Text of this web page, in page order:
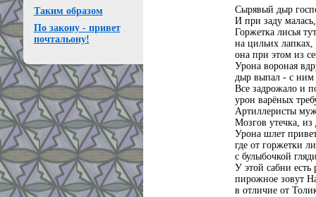
Таким образом
По закону - привет
почтальону!
Сырявый дыр
И при заду
Горжетка лисья
на цильих лапках,
она при этом из
Урона вороная
дыр выпал - с ним
Все задрожало и
урон варёных
Артиллеристы
Мозгов утечка, из
Урона шлет
где от горжетки
с булыбочкой
У этой сабни есть
пирожное зовут
в отличие от